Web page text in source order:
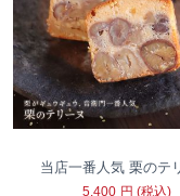
当店一番人気 栗のテ
5,400 円 (税込)